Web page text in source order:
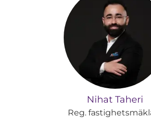
Nihat Taheri
Reg.